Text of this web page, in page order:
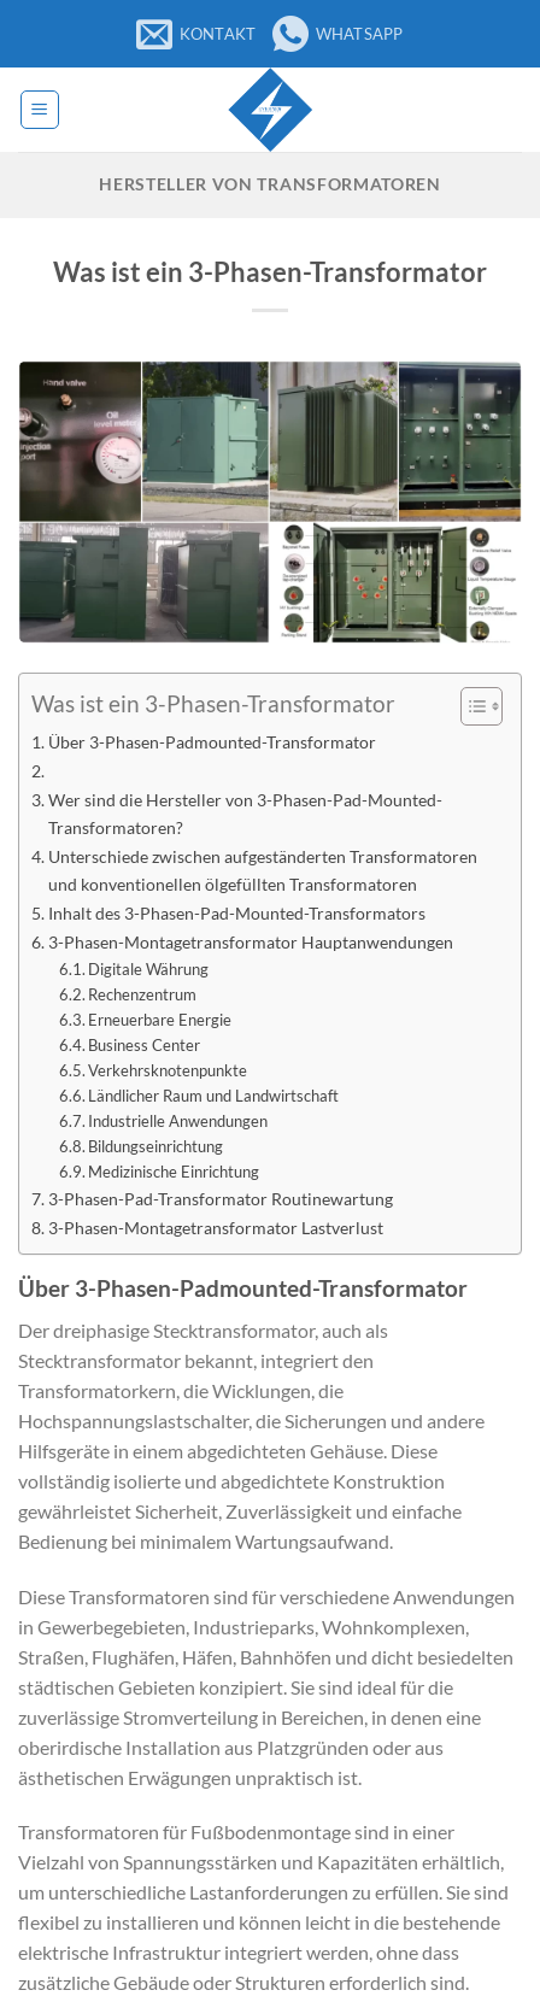
springen
KONTAKT WHATSAPP
HERSTELLER VON TRANSFORMATOREN
Was ist ein 3-Phasen-Transformator
Was ist ein 3-Phasen-Transformator
Über 3-Phasen-Padmounted-Transformator
Wer sind die Hersteller von 3-Phasen-Pad-Mounted-
Transformatoren?
Unterschiede zwischen aufgeständerten Transformatoren
und konventionellen ölgefüllten Transformatoren
Inhalt des 3-Phasen-Pad-Mounted-Transformators
3-Phasen-Montagetransformator Hauptanwendungen
Digitale Währung
Rechenzentrum
Erneuerbare Energie
Business Center
Verkehrsknotenpunkte
Ländlicher Raum und Landwirtschaft
Industrielle Anwendungen
Bildungseinrichtung
Medizinische Einrichtung
3-Phasen-Pad-Transformator Routinewartung
3-Phasen-Montagetransformator Lastverlust
Über 3-Phasen-Padmounted-Transformator
Der dreiphasige Stecktransformator, auch als
Stecktransformator bekannt, integriert den
Transformatorkern, die Wicklungen, die
Hochspannungslastschalter, die Sicherungen und andere
Hilfsgeräte in einem abgedichteten Gehäuse. Diese
vollständig isolierte und abgedichtete Konstruktion
gewährleistet Sicherheit, Zuverlässigkeit und einfache
Bedienung bei minimalem Wartungsaufwand.
Diese Transformatoren sind für verschiedene Anwendungen
in Gewerbegebieten, Industrieparks, Wohnkomplexen,
Straßen, Flughäfen, Häfen, Bahnhöfen und dicht besiedelten
städtischen Gebieten konzipiert. Sie sind ideal für die
zuverlässige Stromverteilung in Bereichen, in denen eine
oberirdische Installation aus Platzgründen oder aus
ästhetischen Erwägungen unpraktisch ist.
Transformatoren für Fußbodenmontage sind in einer
Vielzahl von Spannungsstärken und Kapazitäten erhältlich,
um unterschiedliche Lastanforderungen zu erfüllen. Sie sind
flexibel zu installieren und können leicht in die bestehende
elektrische Infrastruktur integriert werden, ohne dass
zusätzliche Gebäude oder Strukturen erforderlich sind.